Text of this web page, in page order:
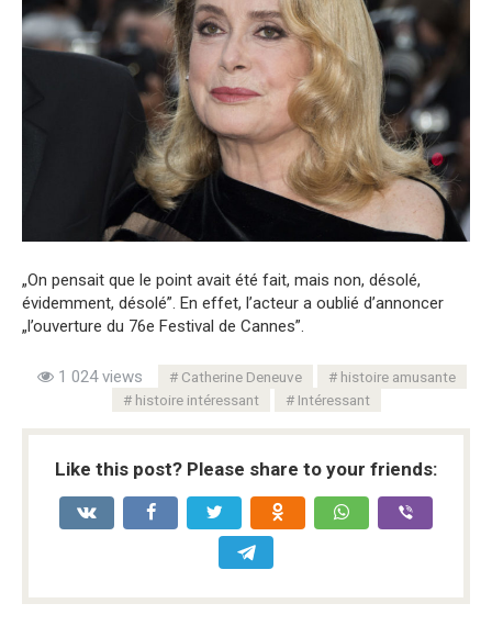
„On pensait que le point avait été fait, mais non, désolé,
évidemment, désolé”. En effet, l’acteur a oublié d’annoncer
„l’ouverture du 76e Festival de Cannes”.
1 024 views Catherine Deneuve
histoire amusante
histoire intéressant
Intéressant
Like this post? Please share to your friends: